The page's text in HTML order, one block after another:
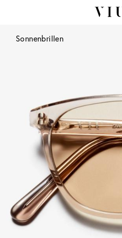
Sonnenbrillen